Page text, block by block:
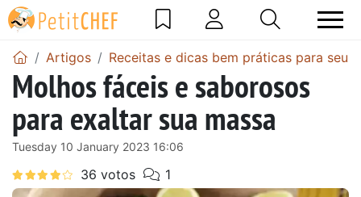
Artigos Receitas e dicas bem práticas para seu
Molhos fáceis e saborosos
para exaltar sua massa
Tuesday 10 January 2023 16:06